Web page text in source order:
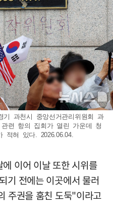
과천시 중앙선거관리위원회 과
련 항의 집회가 열린 가운데 청
적혀 있다. 2026.06.04.
이어 이날 또한 시위를
기 전에는 이곳에서 물러
주권을 훔친 도둑"이라고